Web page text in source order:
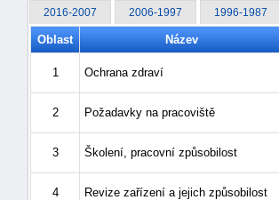
2016-2007 2006-1997 1996-1987
Oblast Název
1 Ochrana zdraví
2 Požadavky na pracoviště
3 Školení, pracovní způsobilost
4 Revize zařízení a jejich způsobilost